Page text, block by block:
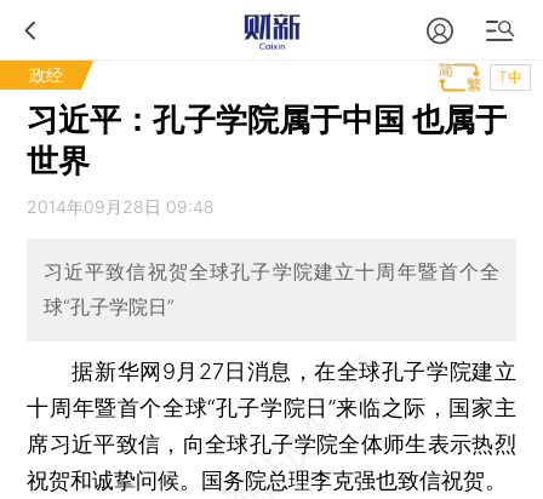
政经 T中
习近平：孔子学院属于中国 也属于
世界
2014年09月28日 09:48
习近平致信祝贺全球孔子学院建立十周年暨首个全
球“孔子学院日”
据新华网9月27日消息，在全球孔子学院建立
十周年暨首个全球“孔子学院日”来临之际，国家主
席习近平致信，向全球孔子学院全体师生表示热烈
祝贺和诚挚问候。国务院总理李克强也致信祝贺。